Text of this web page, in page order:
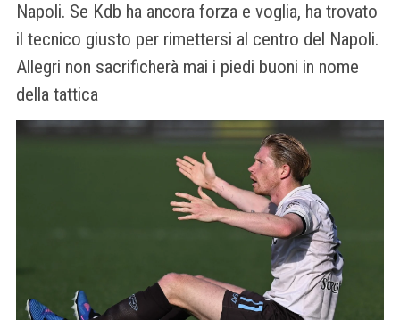
Napoli. Se Kdb ha ancora forza e voglia, ha trovato
il tecnico giusto per rimettersi al centro del Napoli.
Allegri non sacrificherà mai i piedi buoni in nome
della tattica